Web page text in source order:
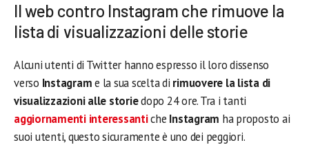
Il web contro Instagram che rimuove la
lista di visualizzazioni delle storie
Alcuni utenti di Twitter hanno espresso il loro dissenso
verso Instagrame la sua scelta di rimuovere la lista di
visualizzazioni alle storiedopo 24 ore. Tra i tanti
aggiornamenti interessantiche Instagram ha proposto ai
suoi utenti, questo sicuramente è uno dei peggiori.